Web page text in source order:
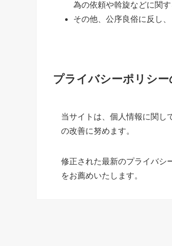
為の依頼や斡旋などに関す
その他、公序良俗に反し
プライバシーポリシ
当サイトは、個人情報に関し
の改善に努めます。
修正された最新のプライバシ
をお薦めいたします。